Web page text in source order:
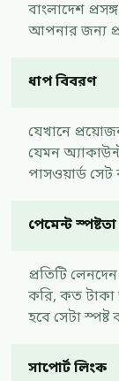
বাংলাদেশ
আপনার জন্য
ধাপ বিবরণ
যেখানে
যেমন
পাসওয়ার্ড
পেমেন্ট স্পষ্টতা
প্রতিটি
করি, কত টাকা
হবে সেটা স্পষ্ট
সাপোর্ট লিংক